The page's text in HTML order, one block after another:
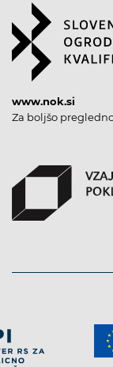
www.nok.si
Za boljšo